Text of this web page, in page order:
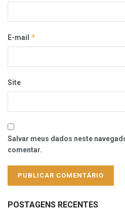
E-mail *
Site
Salvar meus dados neste
comentar.
POSTAGENS RECENTES